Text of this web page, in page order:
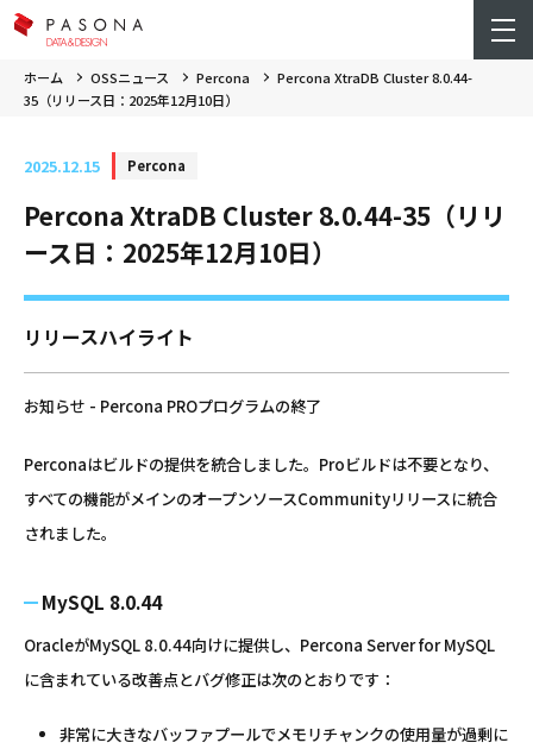
ホーム OSSニュース Percona
Percona XtraDB Cluster 8.0.44-
35（リリース日：2025年12月10日）
2025.12.15 Percona
Percona XtraDB Cluster 8.0.44-35（リリ
ース日：2025年12月10日）
リリースハイライト
お知らせ - Percona PROプログラムの終了
Perconaはビルドの提供を統合しました。Proビルドは不要となり、
すべての機能がメインのオープンソースCommunityリリースに統合
されました。
MySQL 8.0.44
OracleがMySQL 8.0.44向けに提供し、Percona Server for MySQL
に含まれている改善点とバグ修正は次のとおりです：
非常に大きなバッファプールでメモリチャンクの使用量が過剰に